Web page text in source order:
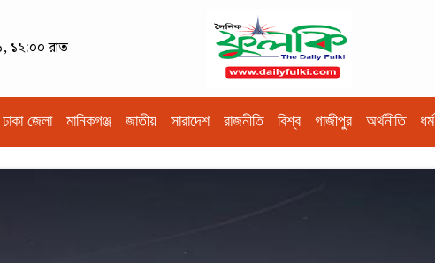
১২:০০ রাত
ঢাকা জেলা মানিকগঞ্জ জাতীয় সারাদেশ রাজনীতি বিশ্ব গাজীপুর অর্থনীতি ধর্ম